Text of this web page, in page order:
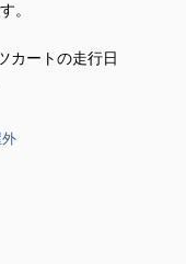
。
カートの走行日